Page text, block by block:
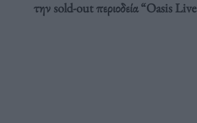
την sold-out περιοδεία “Oasis Live